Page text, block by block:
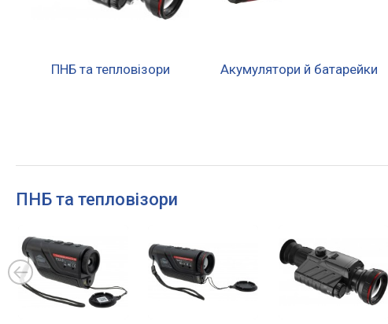
ПНБ та тепловізори Акумулятори й батарейки
ПНБ та тепловізори